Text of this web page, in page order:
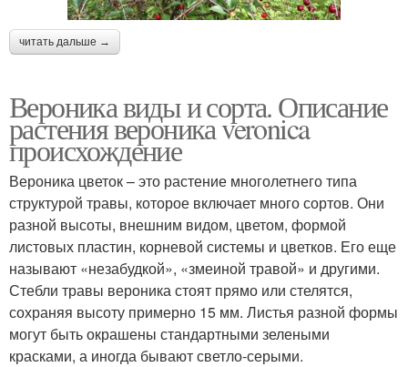
читать дальше →
Вероника виды и сорта. Описание
растения вероника veronica
происхождение
Вероника цветок – это растение многолетнего типа
структурой травы, которое включает много сортов. Они
разной высоты, внешним видом, цветом, формой
листовых пластин, корневой системы и цветков. Его еще
называют «незабудкой», «змеиной травой» и другими.
Стебли травы вероника стоят прямо или стелятся,
сохраняя высоту примерно 15 мм. Листья разной формы
могут быть окрашены стандартными зелеными
красками, а иногда бывают светло-серыми.